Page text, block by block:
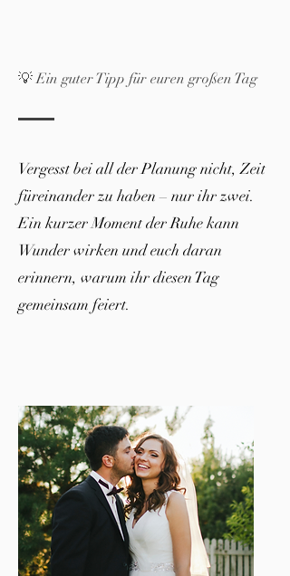
💡 Ein guter Tipp für euren großen Tag
Vergesst bei all der Planung nicht, Zeit
füreinander zu haben – nur ihr zwei.
Ein kurzer Moment der Ruhe kann
Wunder wirken und euch daran
erinnern, warum ihr diesen Tag
gemeinsam feiert.